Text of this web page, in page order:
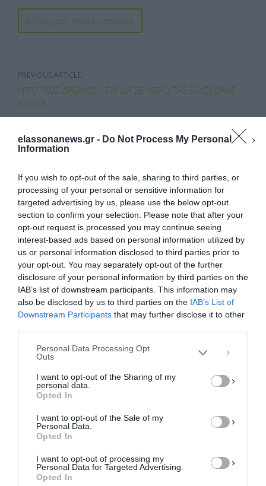
elassonanews.gr - Do Not Process My Personal
Information
If you wish to opt-out of the sale, sharing to third parties, or
processing of your personal or sensitive information for
targeted advertising by us, please use the below opt-out
section to confirm your selection. Please note that after your
opt-out request is processed you may continue seeing
interest-based ads based on personal information utilized by
us or personal information disclosed to third parties prior to
your opt-out. You may separately opt-out of the further
disclosure of your personal information by third parties on the
IAB’s list of downstream participants. This information may
also be disclosed by us to third parties on the IAB’s List of
Downstream Participants that may further disclose it to other
Personal Data Processing Opt
Outs
I want to opt-out of the Sharing of my
personal data.
Opted In
I want to opt-out of the Sale of my
Personal Data.
Opted In
I want to opt-out of processing my
Personal Data for Targeted Advertising.
Opted In
Διαχείριση Συγκατάθεσης
Για να παρέχουμε την καλύτερη εμπειρία, χρησιμοποιούμε τεχνολογίες όπως
cookies για την αποθήκευση ή/και την πρόσβαση σε πληροφορίες συσκευών.
Η συγκατάθεση για τις εν λόγω τεχνολογίες θα μας επιτρέψει να
επεξεργαστούμε δεδομένα προσωπικού χαρακτήρα, όπως συμπεριφορά
συγκατάθεση ή η ανάκληση της συγκατάθεσης, μπορεί να επηρεάσει
αρνητικά ορισμένες λειτουργίες και δυνατότητες.
ΠΡΟΒΟΛΉ ΠΡΟΤΙΜΉΣΕΩΝ
Πολιτική Cookies
e
b
o
k
to
d
n
ail ρ
α
ίτ
Μάξιμος Χαρακόπουλος
PREVIOUS ARTICLE
ΑΓΡΟΤΙΚΌΣ ΔΡΌΜΟΣ …ΠΑΓΊΔΑ ΣΕ ΧΩΡΙΌ ΤΗΣ ΕΛΑΣΣΌΝΑΣ
(ΦΩΤΟ)
ΠΈΘΑΝΕ ΣΕ ΗΛΙΚΊΑ 104 ΕΤΏΝ Ο «ΠΑΓΚΌΣΜΙΟΣ ΣΤΟΧΑΣΤΉΣ»
ΕΝΤΓΚΆΡ ΜΟΡΈΝ
ΚΆΝΕΤΕ LIKE ΣΤΗ ΣΕΛΊΔΑ ΜΑΣ